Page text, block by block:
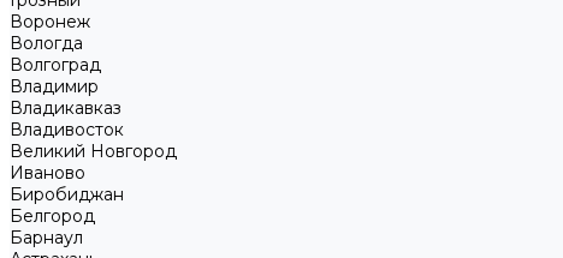
Воронеж
Вологда
Волгоград
Владимир
Владикавказ
Владивосток
Великий Новгород
Иваново
Биробиджан
Белгород
Барнаул